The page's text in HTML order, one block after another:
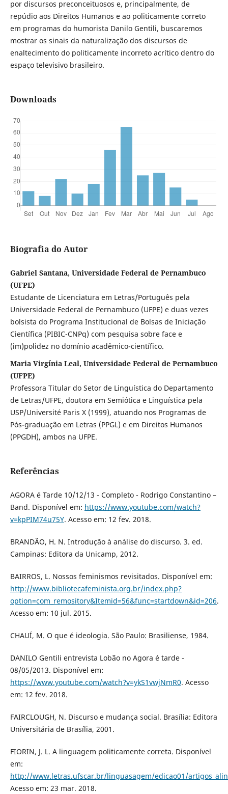
por discursos preconceituosos e, principalmente, de
repúdio aos Direitos Humanos e ao politicamente correto
em programas do humorista Danilo Gentili, buscaremos
mostrar os sinais da naturalização dos discursos de
enaltecimento do politicamente incorreto acrítico dentro do
espaço televisivo brasileiro.
Downloads
Biografia do Autor
Gabriel Santana, Universidade Federal de Pernambuco
(UFPE)
Estudante de Licenciatura em Letras/Português pela
Universidade Federal de Pernambuco (UFPE) e duas vezes
bolsista do Programa Institucional de Bolsas de Iniciação
Científica (PIBIC-CNPq) com pesquisa sobre face e
(im)polidez no domínio acadêmico-científico.
Maria Virgínia Leal, Universidade Federal de Pernambuco
(UFPE)
Professora Titular do Setor de Linguística do Departamento
de Letras/UFPE, doutora em Semiótica e Linguística pela
USP/Université Paris X (1999), atuando nos Programas de
Pós-graduação em Letras (PPGL) e em Direitos Humanos
(PPGDH), ambos na UFPE.
Referências
AGORA é Tarde 10/12/13 - Completo - Rodrigo Constantino –
Band. Disponível em: https://www.youtube.com/watch?
v=kpPIM74u75Y. Acesso em: 12 fev. 2018.
BRANDÃO, H. N. Introdução à análise do discurso. 3. ed.
Campinas: Editora da Unicamp, 2012.
BAIRROS, L. Nossos feminismos revisitados. Disponível em:
http://www.bibliotecafeminista.org.br/index.php?
option=com_remository&Itemid=56&func=startdown&id=206.
Acesso em: 10 jul. 2015.
CHAUÍ, M. O que é ideologia. São Paulo: Brasiliense, 1984.
DANILO Gentili entrevista Lobão no Agora é tarde -
08/05/2013. Disponível em:
https://www.youtube.com/watch?v=ykS1vwjNmR0. Acesso
em: 12 fev. 2018.
FAIRCLOUGH, N. Discurso e mudança social. Brasília: Editora
Universitária de Brasília, 2001.
FIORIN, J. L. A linguagem politicamente correta. Disponível
em:
http://www.letras.ufscar.br/linguasagem/edicao01/
Acesso em: 23 mar. 2018.